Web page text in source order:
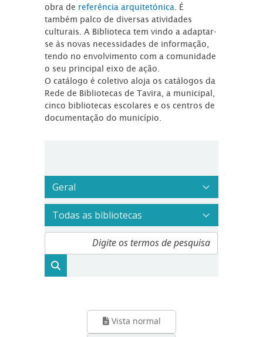
obra de referência arquitetónica . É
também palco de diversas atividades
culturais. A Biblioteca tem vindo a adaptar-
se às novas necessidades de informação,
tendo no envolvimento com a comunidade
o seu principal eixo de ação.
O catálogo é coletivo aloja os catálogos da
Rede de Bibliotecas de Tavira, a municipal,
cinco bibliotecas escolares e os centros de
documentação do município.
Vista normal